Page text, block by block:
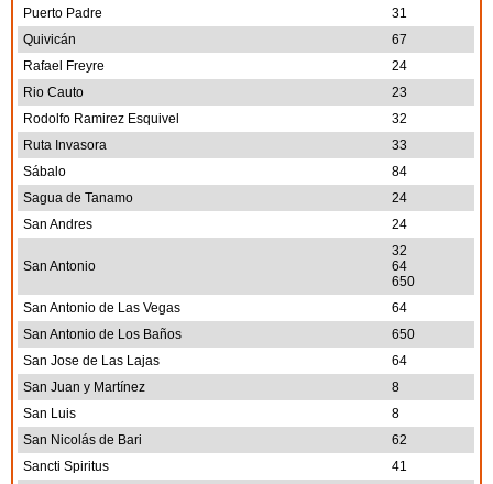
Puerto Padre
31
Quivicán
67
Rafael Freyre
24
Rio Cauto
23
Rodolfo Ramirez Esquivel
32
Ruta Invasora
33
Sábalo
84
Sagua de Tanamo
24
San Andres
24
San Antonio
32
64
650
San Antonio de Las Vegas
64
San Antonio de Los Baños
650
San Jose de Las Lajas
64
San Juan y Martínez
8
San Luis
8
San Nicolás de Bari
62
Sancti Spiritus
41